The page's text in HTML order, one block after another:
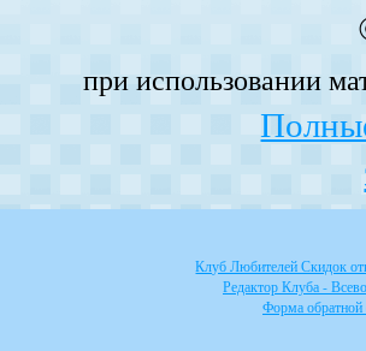
при использовании
Клуб Любителей Скидок
Редактор Клуба -
Форма обратной